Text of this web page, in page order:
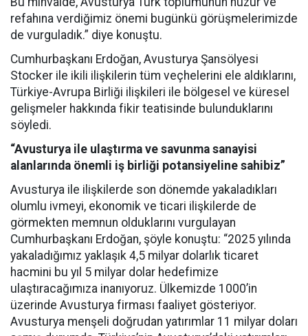
refahına verdiğimiz önemi bugünkü görüşmelerimizde
de vurguladık.” diye konuştu.
Cumhurbaşkanı Erdoğan, Avusturya Şansölyesi
Stocker ile ikili ilişkilerin tüm veçhelerini ele aldıklarını,
Türkiye-Avrupa Birliği ilişkileri ile bölgesel ve küresel
gelişmeler hakkında fikir teatisinde bulunduklarını
söyledi.
“Avusturya ile ulaştırma ve savunma sanayisi
alanlarında önemli iş birliği potansiyeline sahibiz”
Avusturya ile ilişkilerde son dönemde yakaladıkları
olumlu ivmeyi, ekonomik ve ticari ilişkilerde de
görmekten memnun olduklarını vurgulayan
Cumhurbaşkanı Erdoğan, şöyle konuştu: “2025 yılında
yakaladığımız yaklaşık 4,5 milyar dolarlık ticaret
hacmini bu yıl 5 milyar dolar hedefimize
ulaştıracağımıza inanıyoruz. Ülkemizde 1000’in
üzerinde Avusturya firması faaliyet gösteriyor.
Avusturya menşeli doğrudan yatırımlar 11 milyar doları